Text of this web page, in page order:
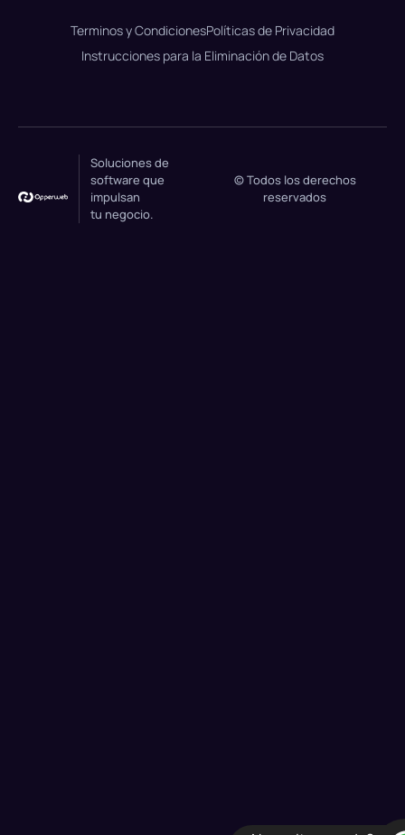
Terminos y CondicionesPolíticas de Privacidad
Instrucciones para la Eliminación de Datos
Soluciones de
software que
impulsan
tu negocio.
© Todos los derechos
reservados